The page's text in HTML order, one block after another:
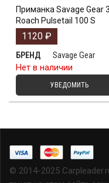
Приманка Savage Gear
Roach Pulsetail 100 S
1120 ₽
БРЕНД
Savage Gear
Нет в наличии
УВЕДОМИТЬ
© 2014-2025